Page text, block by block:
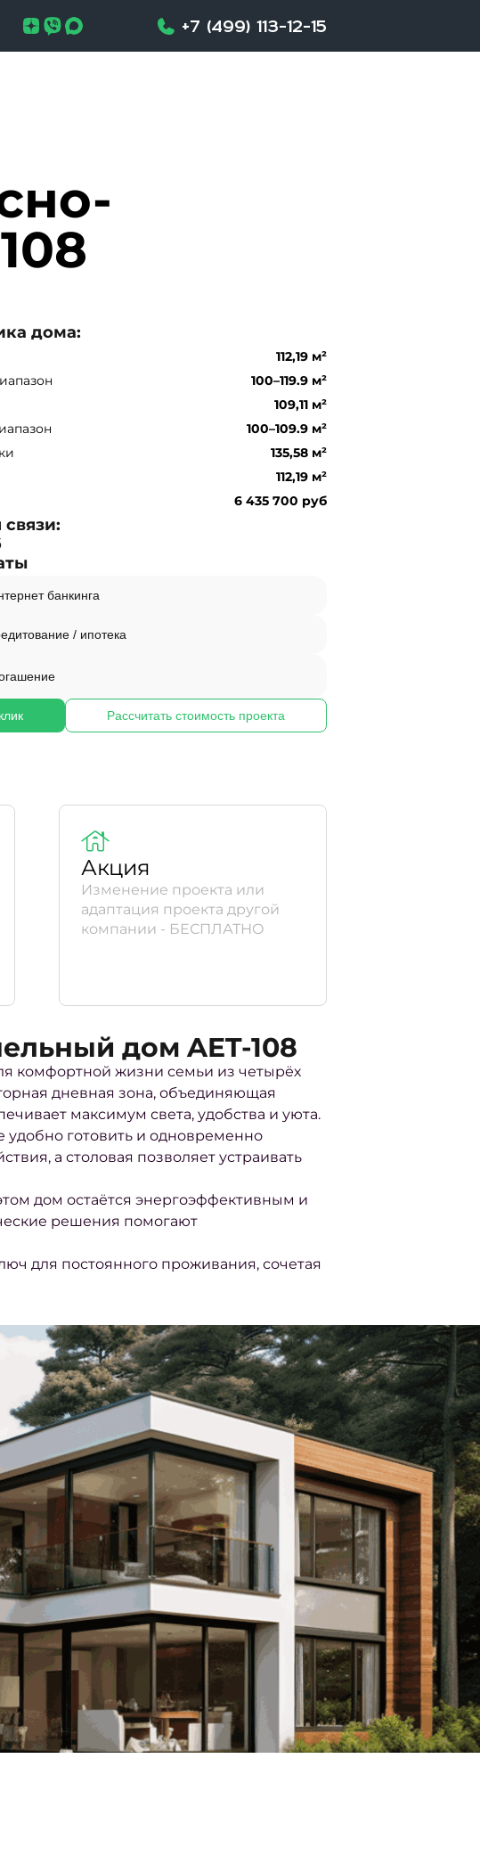
+7 (499) 113-12-15
дома:
112,19 м²
100–119.9 м²
109,11 м²
100–109.9 м²
135,58 м²
112,19 м²
6 435 700 руб
банкинга
/ ипотека
Рассчитать стоимость проекта
Акция
Изменение проекта или
адаптация проекта другой
компании - БЕСПЛАТНО
дом AET-108
комфортной жизни семьи из четырёх
дневная зона, объединяющая
максимум света, удобства и уюта.
удобно готовить и одновременно
а столовая позволяет устраивать
дом остаётся энергоэффективным и
решения помогают
для постоянного проживания, сочетая